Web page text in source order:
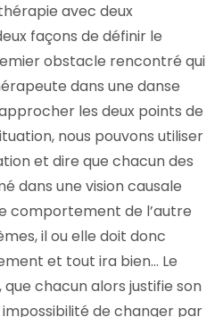
avec deux
façons de définir le
obstacle rencontré qui
dans une danse
les deux points de
nous pouvons utiliser
et dire que chacun des
dans une vision causale
comportement de l’autre
il ou elle doit donc
et tout ira bien… Le
chacun alors justifie son
de changer par